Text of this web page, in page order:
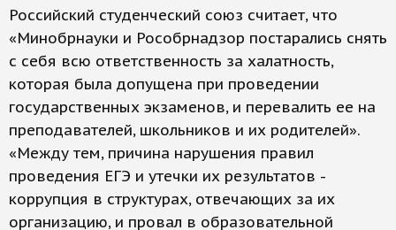
Российский студенческий союз считает, что
«Минобрнауки и Рособрнадзор постарались снять
с себя всю ответственность за халатность,
которая была допущена при проведении
государственных экзаменов, и перевалить ее на
преподавателей, школьников и их родителей».
«Между тем, причина нарушения правил
проведения ЕГЭ и утечки их результатов -
коррупция в структурах, отвечающих за их
организацию, и провал в образовательной